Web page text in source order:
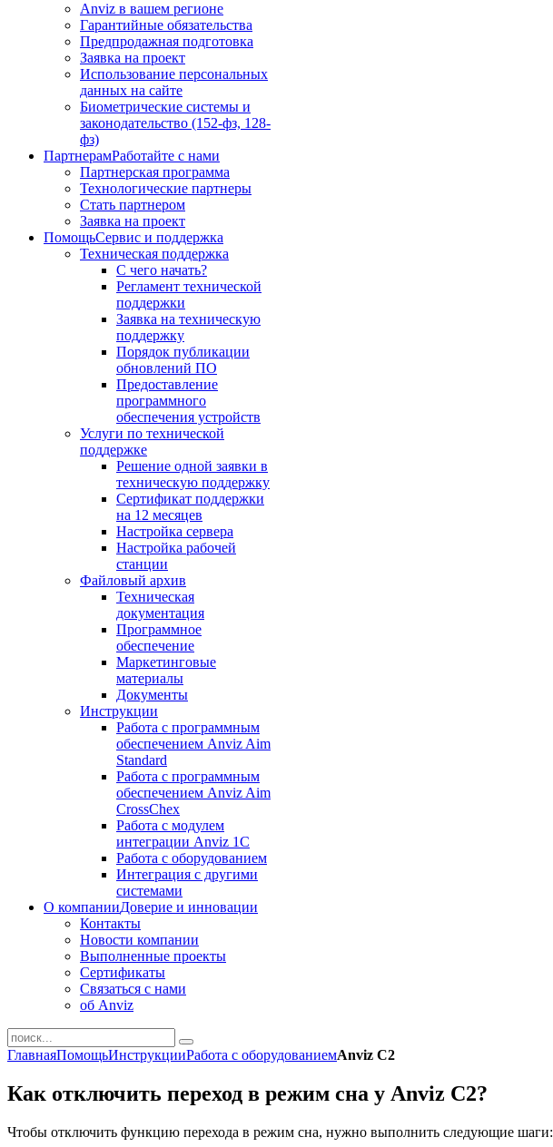
Anviz в вашем регионе
Гарантийные обязательства
Предпродажная подготовка
Заявка на проект
Использование персональных
данных на сайте
Биометрические системы и
законодательство (152-фз, 128-
фз)
ПартнерамРаботайте с нами
Партнерская программа
Технологические партнеры
Стать партнером
Заявка на проект
ПомощьСервис и поддержка
Техническая поддержка
С чего начать?
Регламент технической
поддержки
Заявка на техническую
поддержку
Порядок публикации
обновлений ПО
Предоставление
программного
обеспечения устройств
Услуги по технической
поддержке
Решение одной заявки в
техническую поддержку
Сертификат поддержки
на 12 месяцев
Настройка сервера
Настройка рабочей
станции
Файловый архив
Техническая
документация
Программное
обеспечение
Маркетинговые
материалы
Документы
Инструкции
Работа с программным
обеспечением Anviz Aim
Standard
Работа с программным
обеспечением Anviz Aim
CrossChex
Работа с модулем
интеграции Anviz 1C
Работа с оборудованием
Интеграция с другими
системами
О компанииДоверие и инновации
Контакты
Новости компании
Выполненные проекты
Сертификаты
Связаться с нами
об Anviz
ГлавнаяПомощьИнструкцииРабота с оборудованиемAnviz C2
Как отключить переход в режим сна у Anviz C2?
Чтобы отключить функцию перехода в режим сна, нужно выполнить следующие шаги: